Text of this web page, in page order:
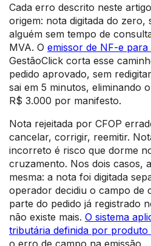
Cada erro descrito neste
origem: nota digitada do zero,
alguém sem tempo de
MVA. O emissor de NF-e
GestãoClick corta esse
pedido aprovado, sem
sai em 5 minutos, eliminando
R$ 3.000 por manifesto.
Nota rejeitada por CFOP
cancelar, corrigir, reemitir.
incorreto é risco que dorme
cruzamento. Nos dois casos,
mesma: a nota foi digitada
operador decidiu o campo de
parte do pedido já registrado
não existe mais. O sistema
tributária definida por produto
o erro de campo na emissão.